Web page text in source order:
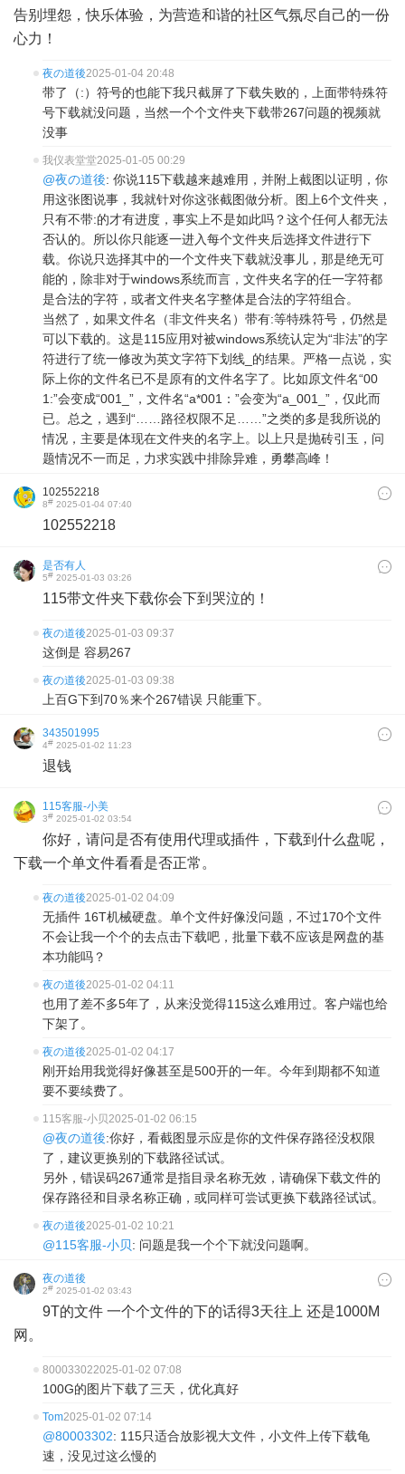
告别埋怨，快乐体验，为营造和谐的社区气氛尽自己的一份
心力！
夜の道後2025-01-04 20:48
带了（:）符号的也能下我只截屏了下载失败的，上面带特殊符
号下载就没问题，当然一个个文件夹下载带267问题的视频就
没事
我仪表堂堂2025-01-05 00:29
@夜の道後: 你说115下载越来越难用，并附上截图以证明，你
用这张图说事，我就针对你这张截图做分析。图上6个文件夹，
只有不带:的才有进度，事实上不是如此吗？这个任何人都无法
否认的。所以你只能逐一进入每个文件夹后选择文件进行下
载。你说只选择其中的一个文件夹下载就没事儿，那是绝无可
能的，除非对于windows系统而言，文件夹名字的任一字符都
是合法的字符，或者文件夹名字整体是合法的字符组合。
当然了，如果文件名（非文件夹名）带有:等特殊符号，仍然是
可以下载的。这是115应用对被windows系统认定为“非法”的字
符进行了统一修改为英文字符下划线_的结果。严格一点说，实
际上你的文件名已不是原有的文件名字了。比如原文件名“00
1:”会变成“001_”，文件名“a*001：”会变为“a_001_”，仅此而
已。总之，遇到“……路径权限不足……”之类的多是我所说的
情况，主要是体现在文件夹的名字上。以上只是抛砖引玉，问
题情况不一而足，力求实践中排除异难，勇攀高峰！
102552218
8# 2025-01-04 07:40
102552218
是否有人
5# 2025-01-03 03:26
115带文件夹下载你会下到哭泣的！
夜の道後2025-01-03 09:37
这倒是 容易267
夜の道後2025-01-03 09:38
上百G下到70％来个267错误 只能重下。
343501995
4# 2025-01-02 11:23
退钱
115客服-小美
3# 2025-01-02 03:54
你好，请问是否有使用代理或插件，下载到什么盘呢，
下载一个单文件看看是否正常。
夜の道後2025-01-02 04:09
无插件 16T机械硬盘。单个文件好像没问题，不过170个文件
不会让我一个个的去点击下载吧，批量下载不应该是网盘的基
本功能吗？
夜の道後2025-01-02 04:11
也用了差不多5年了，从来没觉得115这么难用过。客户端也给
下架了。
夜の道後2025-01-02 04:17
刚开始用我觉得好像甚至是500开的一年。今年到期都不知道
要不要续费了。
115客服-小贝 2025-01-02 06:15
@夜の道後:你好，看截图显示应是你的文件保存路径没权限
了，建议更换别的下载路径试试。
另外，错误码267通常是指目录名称无效，请确保下载文件的
保存路径和目录名称正确，或同样可尝试更换下载路径试试。
夜の道後2025-01-02 10:21
@115客服-小贝: 问题是我一个个下就没问题啊。
夜の道後
2# 2025-01-02 03:43
9T的文件 一个个文件的下的话得3天往上 还是1000M
网。
800033022025-01-02 07:08
100G的图片下载了三天，优化真好
Tom2025-01-02 07:14
@80003302: 115只适合放影视大文件，小文件上传下载龟
速，没见过这么慢的